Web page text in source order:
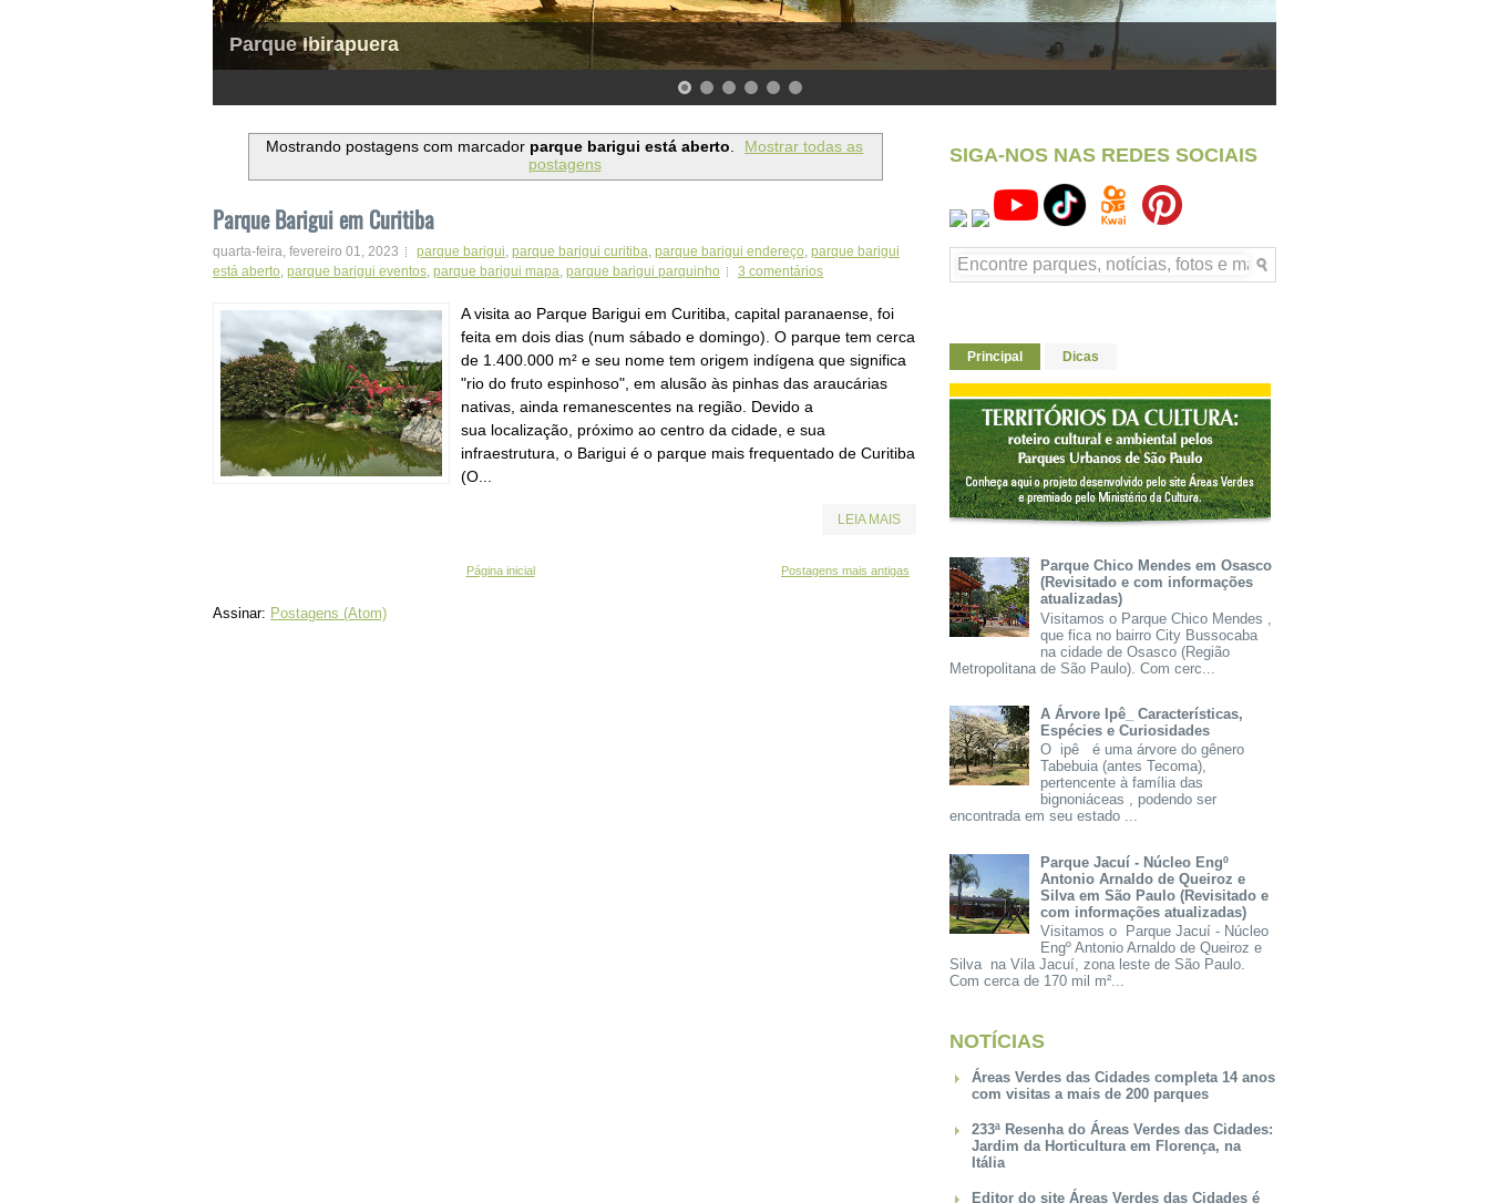
Parque Ibirapuera
Mostrando postagens com marcador parque barigui está aberto.
Mostrar todas as
postagens
Parque Barigui em Curitiba
quarta-feira, fevereiro 01, 2023 parque barigui parque barigui curitiba parque barigui endereço parque barigui
está aberto parque barigui eventos parque barigui mapa parque barigui parquinho 3 comentários
A visita ao Parque Barigui em Curitiba, capital paranaense, foi
feita em dois dias (num sábado e domingo). O parque tem cerca
de 1.400.000 m² e seu nome tem origem indígena que significa
"rio do fruto espinhoso", em alusão às pinhas das araucárias
nativas, ainda remanescentes na região. Devido a
sua localização, próximo ao centro da cidade, e sua
infraestrutura, o Barigui é o parque mais frequentado de Curitiba
(O...
LEIA MAIS
Postagens mais antigas
Página inicial
Assinar: Postagens (Atom)
SIGA-NOS NAS REDES SOCIAIS
Principal Dicas
Parque Chico Mendes em Osasco
(Revisitado e com informações
atualizadas)
Visitamos o Parque Chico Mendes ,
que fica no bairro City Bussocaba
na cidade de Osasco (Região
Metropolitana de São Paulo). Com cerc...
A Árvore Ipê_ Características,
Espécies e Curiosidades
O ipê é uma árvore do gênero
Tabebuia (antes Tecoma),
pertencente à família das
bignoniáceas , podendo ser
encontrada em seu estado ...
Parque Jacuí - Núcleo Engº
Antonio Arnaldo de Queiroz e
Silva em São Paulo (Revisitado e
com informações atualizadas)
Visitamos o Parque Jacuí - Núcleo
Engº Antonio Arnaldo de Queiroz e
Silva na Vila Jacuí, zona leste de São Paulo.
Com cerca de 170 mil m²...
NOTÍCIAS
Áreas Verdes das Cidades completa 14 anos
com visitas a mais de 200 parques
233ª Resenha do Áreas Verdes das Cidades:
Jardim da Horticultura em Florença, na
Itália
Editor do site Áreas Verdes das Cidades é